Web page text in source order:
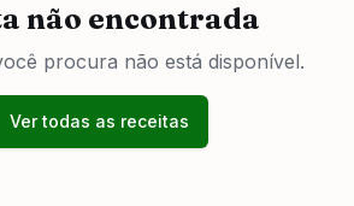
não encontrada
procura não está disponível.
Ver todas as receitas